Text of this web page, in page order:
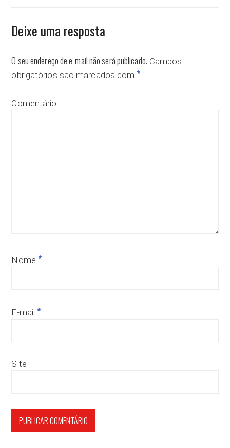
Deixe uma resposta
O seu endereço de e-mail não será publicado. Campos
obrigatórios são marcados com *
Comentário
Nome *
E-mail *
Site